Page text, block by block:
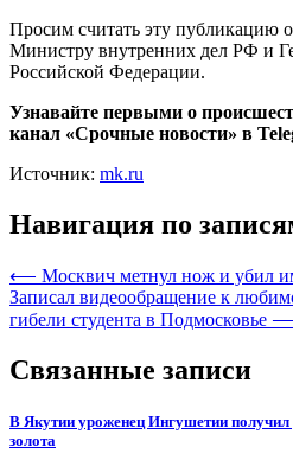
Просим считать эту публикацию
Министру внутренних дел РФ и
Российской Федерации.
Узнавайте первыми о
канал «Срочные новости» в
Источник: mk.ru
Навигация по
⟵ Москвич метнул нож и убил
Записал видеообращение к
гибели студента в Подмосковье
Связанные записи
В Якутии уроженец Ингушетии получил
золота